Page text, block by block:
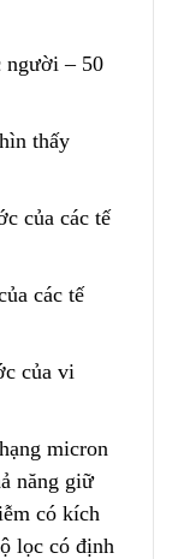
người – 50
thấy
của các tế
các tế
của vi
micron
năng giữ
có kích
lọc có định